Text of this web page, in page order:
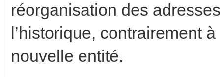
réorganisation des
l’historique, contrairement
nouvelle entité.